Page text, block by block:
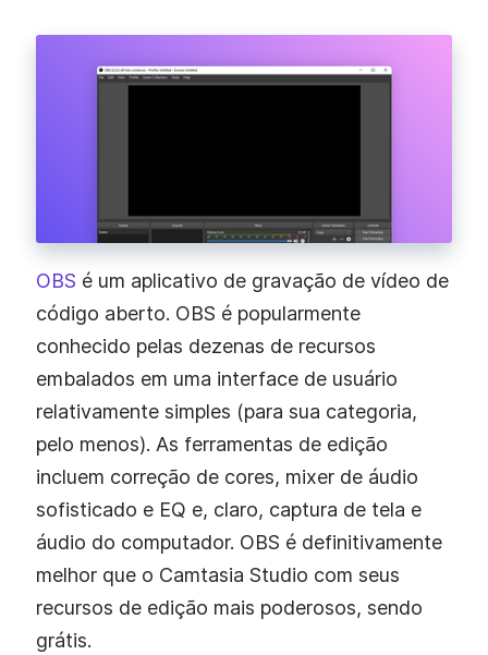
OBS é um aplicativo de gravação de vídeo de
código aberto. OBS é popularmente
conhecido pelas dezenas de recursos
embalados em uma interface de usuário
relativamente simples (para sua categoria,
pelo menos). As ferramentas de edição
incluem correção de cores, mixer de áudio
sofisticado e EQ e, claro, captura de tela e
áudio do computador. OBS é definitivamente
melhor que o Camtasia Studio com seus
recursos de edição mais poderosos, sendo
grátis.